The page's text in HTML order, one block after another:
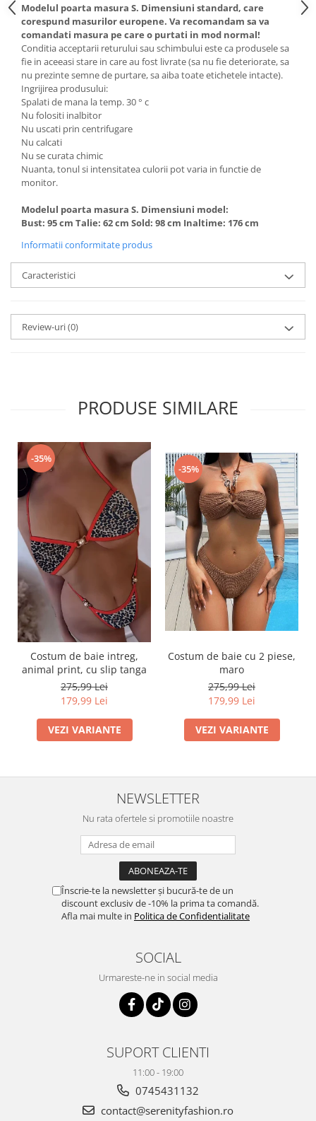
Modelul poarta masura S. Dimensiuni standard, care
corespund masurilor europene. Va recomandam sa va
comandati masura pe care o purtati in mod normal!
Conditia acceptarii returului sau schimbului este ca produsele sa
fie in aceeasi stare in care au fost livrate (sa nu fie deteriorate, sa
nu prezinte semne de purtare, sa aiba toate etichetele intacte).
Ingrijirea produsului:
Spalati de mana la temp. 30 ° c
Nu folositi inalbitor
Nu uscati prin centrifugare
Nu calcati
Nu se curata chimic
Nuanta, tonul si intensitatea culorii pot varia in functie de
monitor.
Modelul poarta masura S. Dimensiuni model:
Bust: 95 cm Talie: 62 cm Sold: 98 cm Inaltime: 176 cm
Informatii conformitate produs
Caracteristici
Review-uri(0)
PRODUSE SIMILARE
-35%
Costum de baie intreg,
animal print, cu slip tanga
275,99 Lei
179,99 Lei
VEZI VARIANTE
-35%
Costum de baie cu 2 piese,
maro
275,99 Lei
179,99 Lei
VEZI VARIANTE
NEWSLETTER
Nu rata ofertele si promotiile noastre
Înscrie-te la newsletter și bucură-te de un
discount exclusiv de -10% la prima ta comandă.
Afla mai multe in Politica de Confidentialitate
SOCIAL
Urmareste-ne in social media
SUPORT CLIENTI
11:00 - 19:00
0745431132
contact@serenityfashion.ro